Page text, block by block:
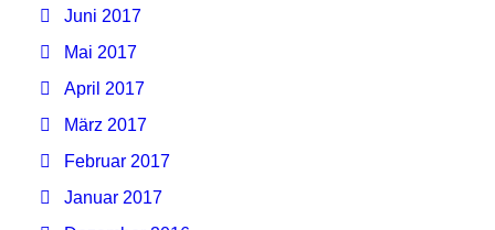
Juni 2017
Mai 2017
April 2017
März 2017
Februar 2017
Januar 2017